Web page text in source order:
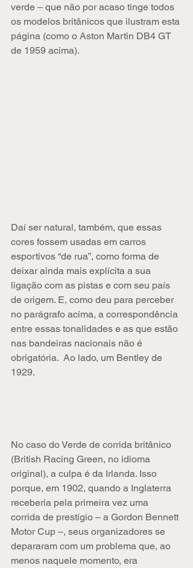
verde – que não por acaso tinge todos
os modelos britânicos que ilustram esta
página (como o Aston Martin DB4 GT
de 1959 acima).
Daí ser natural, também, que essas
cores fossem usadas em carros
esportivos “de rua”, como forma de
deixar ainda mais explícita a sua
ligação com as pistas e com seu país
de origem. E, como deu para perceber
no parágrafo acima, a correspondência
entre essas tonalidades e as que estão
nas bandeiras nacionais não é
obrigatória.  Ao lado, um Bentley de
1929.
No caso do Verde de corrida britânico
(British Racing Green, no idioma
original), a culpa é da Irlanda. Isso
porque, em 1902, quando a Inglaterra
receberia pela primeira vez uma
corrida de prestígio – a Gordon Bennett
Motor Cup –, seus organizadores se
depararam com um problema que, ao
menos naquele momento, era